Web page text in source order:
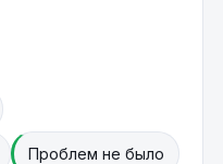
Проблем не было